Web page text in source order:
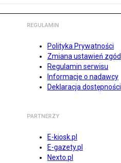
REGULAMIN
Polityka Prywatności
Zmiana ustawień zgód
Regulamin serwisu
Informacje o nadawcy
Deklaracja dostępności
PARTNERZY
E-kiosk.pl
E-gazety.pl
Nexto.pl